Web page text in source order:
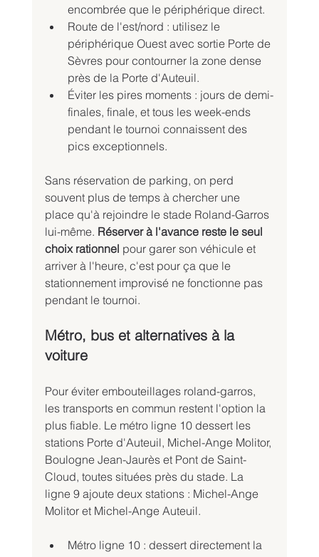
encombrée que le périphérique direct.
Route de l'est/nord : utilisez le
périphérique Ouest avec sortie Porte de
Sèvres pour contourner la zone dense
près de la Porte d'Auteuil.
Éviter les pires moments : jours de demi-
finales, finale, et tous les week-ends
pendant le tournoi connaissent des
pics exceptionnels.
Sans réservation de parking, on perd
souvent plus de temps à chercher une
place qu'à rejoindre le stade Roland-Garros
lui-même. Réserver à l'avance reste le seul
choix rationnel pour garer son véhicule et
arriver à l'heure, c'est pour ça que le
stationnement improvisé ne fonctionne pas
pendant le tournoi.
Métro, bus et alternatives à la
voiture
Pour éviter embouteillages roland-garros,
les transports en commun restent l'option la
plus fiable. Le métro ligne 10 dessert les
stations Porte d'Auteuil, Michel-Ange Molitor,
Boulogne Jean-Jaurès et Pont de Saint-
Cloud, toutes situées près du stade. La
ligne 9 ajoute deux stations : Michel-Ange
Molitor et Michel-Ange Auteuil.
Métro ligne 10 : dessert directement la